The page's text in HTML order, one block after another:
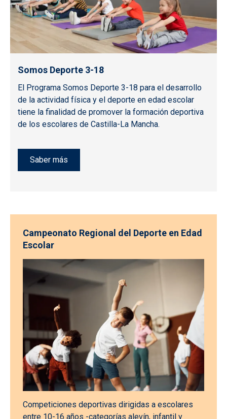
Somos Deporte 3-18
El Programa Somos Deporte 3-18 para el desarrollo
de la actividad física y el deporte en edad escolar
tiene la finalidad de promover la formación deportiva
de los escolares de Castilla-La Mancha.
Saber más
Campeonato Regional del Deporte en Edad
Escolar
Competiciones deportivas dirigidas a escolares
entre 10-16 años -categorías alevín, infantil y